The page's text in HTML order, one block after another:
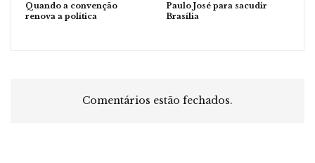
Quando a convenção
renova a política
Paulo José para sacudir
Brasília
Comentários estão fechados.